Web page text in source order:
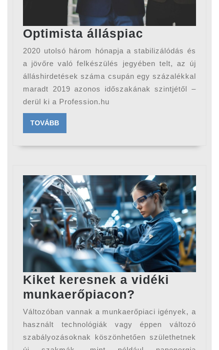
Optimista álláspiac
álláspiac
2020 utolsó három hónapja a stabilizálódás és
a jövőre való felkészülés jegyében telt, az új
álláshirdetések száma csupán egy százalékkal
maradt 2019 azonos időszakának szintjétől –
derül ki a Profession.hu
TOVÁBBTOVÁBB
Kiket keresnek a vidéki
munkaerőpiacon?
keresnek
a
vidéki
Változóban vannak a munkaerőpiaci igények, a
használt technológiák vagy éppen változó
szabályozásoknak köszönhetően születhetnek